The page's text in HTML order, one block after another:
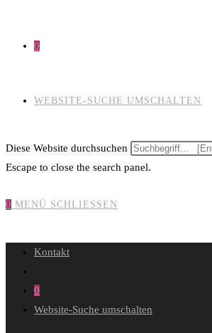
0
WEBSITE-SUCHE UMSCHALTEN
Diese Website durchsuchen
Escape to close the search panel.
0 MENÜ SCHLIESSEN
Kontakt
0
Website-Suche umschalten